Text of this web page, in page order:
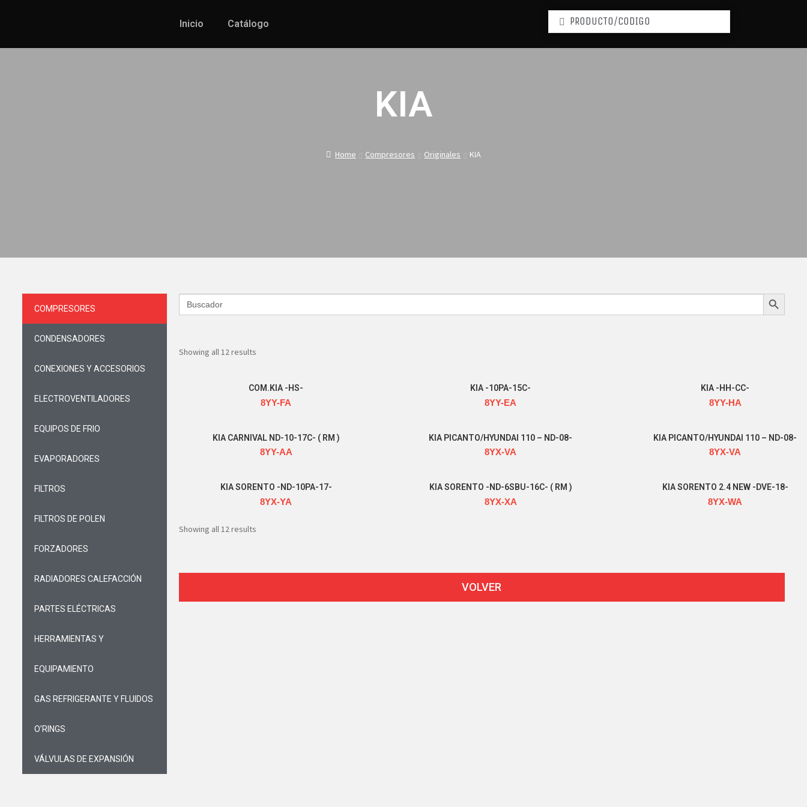
Inicio Catálogo
KIA
Home Compresores Originales KIA
COMPRESORES
CONDENSADORES
CONEXIONES Y ACCESORIOS
ELECTROVENTILADORES
EQUIPOS DE FRIO
EVAPORADORES
FILTROS
FILTROS DE POLEN
FORZADORES
RADIADORES CALEFACCIÓN
PARTES ELÉCTRICAS
HERRAMIENTAS Y
EQUIPAMIENTO
GAS REFRIGERANTE Y FLUIDOS
O’RINGS
VÁLVULAS DE EXPANSIÓN
Search
for:
Search Button
Showing all 12 results
COM.KIA -HS-
8YY-FA
KIA -10PA-15C-
8YY-EA
KIA -HH-CC-
8YY-HA
KIA CARNIVAL ND-10-17C- ( RM )
8YY-AA
KIA PICANTO/HYUNDAI 110 – ND-08-
8YX-VA
KIA PICANTO/HYUNDAI 110 – ND-08-
8YX-VA
KIA SORENTO -ND-10PA-17-
8YX-YA
KIA SORENTO -ND-6SBU-16C- ( RM )
8YX-XA
KIA SORENTO 2.4 NEW -DVE-18-
8YX-WA
Showing all 12 results
VOLVER